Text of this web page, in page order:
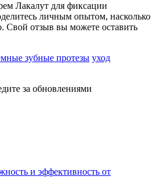
Лакалут для фиксации
личным опытом, насколько
Свой отзыв вы можете оставить
зубные протезы уход
за обновлениями
и эффективность от